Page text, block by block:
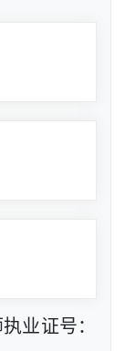
业证号：